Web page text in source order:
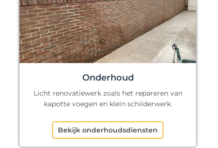
Onderhoud
Licht renovatiewerk zoals het repareren van
kapotte voegen en klein schilderwerk.
Bekijk onderhoudsdiensten